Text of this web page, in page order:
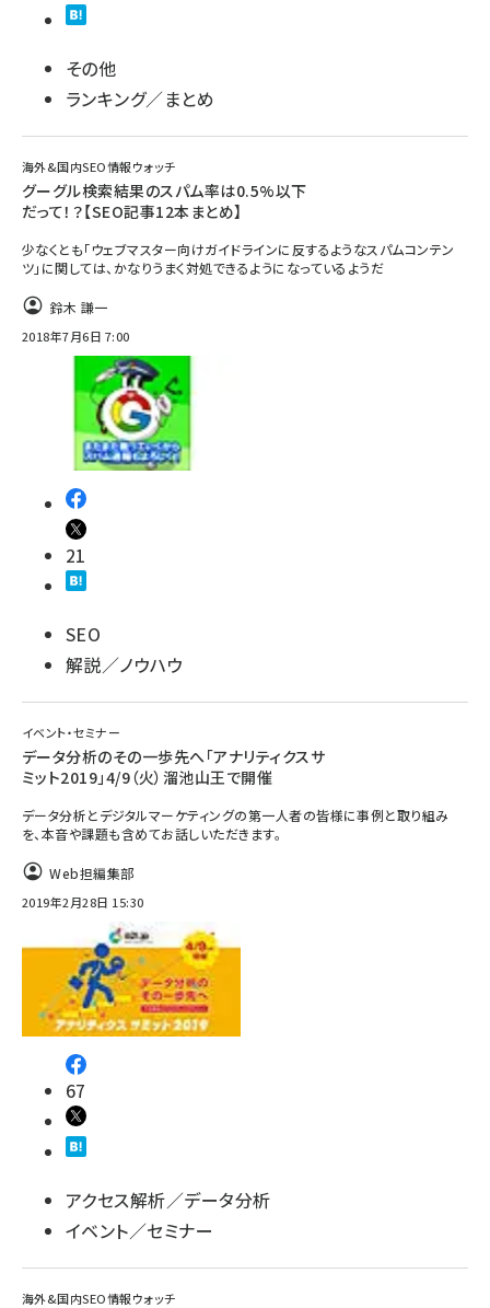
その他
ランキング／まとめ
海外&国内SEO情報ウォッチ
グーグル検索結果のスパム率は0.5%以下
だって！？【SEO記事12本まとめ】
少なくとも「ウェブマスター向けガイドラインに反するようなスパムコンテン
ツ」に関しては、かなりうまく対処できるようになっているようだ
鈴木 謙一
2018年7月6日 7:00
21
SEO
解説／ノウハウ
イベント・セミナー
データ分析のその一歩先へ「アナリティクスサ
ミット2019」4/9（火）溜池山王で開催
データ分析とデジタルマーケティングの第一人者の皆様に事例と取り組み
を、本音や課題も含めてお話しいただきます。
Web担編集部
2019年2月28日 15:30
67
アクセス解析／データ分析
イベント／セミナー
海外&国内SEO情報ウォッチ